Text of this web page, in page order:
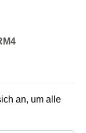
an, um alle